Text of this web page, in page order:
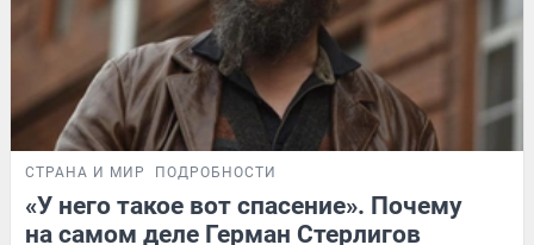
СТРАНА И МИР ПОДРОБНОСТИ
«У него такое вот спасение». Почему
на самом деле Герман Стерлигов